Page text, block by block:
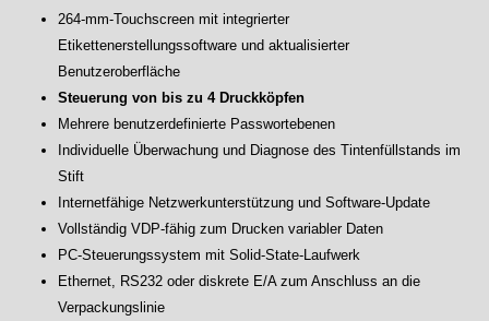
264-mm-Touchscreen mit integrierter
Etikettenerstellungssoftware und aktualisierter
Benutzeroberfläche
Steuerung von bis zu 4 Druckköpfen
Mehrere benutzerdefinierte Passwortebenen
Individuelle Überwachung und Diagnose des Tintenfüllstands im
Stift
Internetfähige Netzwerkunterstützung und Software-Update
Vollständig VDP-fähig zum Drucken variabler Daten
PC-Steuerungssystem mit Solid-State-Laufwerk
Ethernet, RS232 oder diskrete E/A zum Anschluss an die
Verpackungslinie